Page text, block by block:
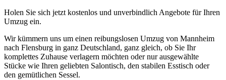
Holen Sie sich jetzt kostenlos und unverbindlich Angebote für Ihren
Umzug ein.
Wir kümmern uns um einen reibungslosen Umzug von Mannheim
nach Flensburg in ganz Deutschland, ganz gleich, ob Sie Ihr
komplettes Zuhause verlagern möchten oder nur ausgewählte
Stücke wie Ihren geliebten Salontisch, den stabilen Esstisch oder
den gemütlichen Sessel.